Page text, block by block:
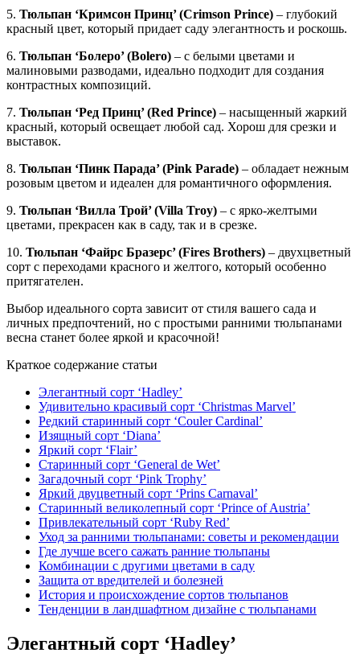
5. Тюльпан ‘Кримсон Принц’ (Crimson Prince) – глубокий
красный цвет, который придает саду элегантность и роскошь.
6. Тюльпан ‘Болеро’ (Bolero) – с белыми цветами и
малиновыми разводами, идеально подходит для создания
контрастных композиций.
7. Тюльпан ‘Ред Принц’ (Red Prince) – насыщенный жаркий
красный, который освещает любой сад. Хорош для срезки и
выставок.
8. Тюльпан ‘Пинк Парада’ (Pink Parade) – обладает нежным
розовым цветом и идеален для романтичного оформления.
9. Тюльпан ‘Вилла Трой’ (Villa Troy) – с ярко-желтыми
цветами, прекрасен как в саду, так и в срезке.
10. Тюльпан ‘Файрс Бразерс’ (Fires Brothers) – двухцветный
сорт с переходами красного и желтого, который особенно
притягателен.
Выбор идеального сорта зависит от стиля вашего сада и
личных предпочтений, но с простыми ранними тюльпанами
весна станет более яркой и красочной!
Краткое содержание статьи
Элегантный сорт ‘Hadley’
Удивительно красивый сорт ‘Christmas Marvel’
Редкий старинный сорт ‘Couler Cardinal’
Изящный сорт ‘Diana’
Яркий сорт ‘Flair’
Старинный сорт ‘General de Wet’
Загадочный сорт ‘Pink Trophy’
Яркий двуцветный сорт ‘Prins Carnaval’
Старинный великолепный сорт ‘Prince of Austria’
Привлекательный сорт ‘Ruby Red’
Уход за ранними тюльпанами: советы и рекомендации
Где лучше всего сажать ранние тюльпаны
Комбинации с другими цветами в саду
Защита от вредителей и болезней
История и происхождение сортов тюльпанов
Тенденции в ландшафтном дизайне с тюльпанами
Элегантный сорт ‘Hadley’